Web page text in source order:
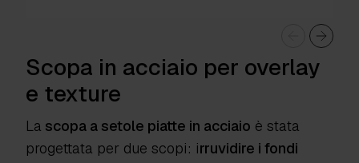
Scopa in acciaio per overlay
e texture
La scopa a setole piatte in acciaio è stata
progettata per due scopi: irruvidire i fondi